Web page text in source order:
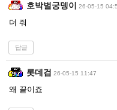
호박벌궁뎅이 26-05-15
더 줘
답글
롯데검 26-05-15 11:47
왜 끝이죠